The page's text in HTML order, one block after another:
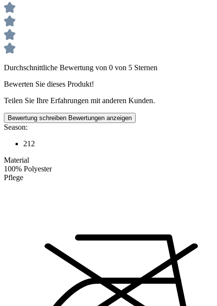
Durchschnittliche Bewertung von 0 von 5 Sternen
Bewerten Sie dieses Produkt!
Teilen Sie Ihre Erfahrungen mit anderen Kunden.
Bewertung schreiben Bewertungen anzeigen
Season:
212
Material
100% Polyester
Pflege